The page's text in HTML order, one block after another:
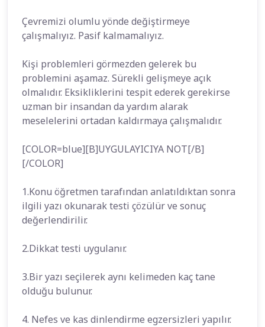
Çevremizi olumlu yönde değiştirmeye
çalışmalıyız. Pasif kalmamalıyız.
Kişi problemleri görmezden gelerek bu
problemini aşamaz. Sürekli gelişmeye açık
olmalıdır. Eksikliklerini tespit ederek gerekirse
uzman bir insandan da yardım alarak
meselelerini ortadan kaldırmaya çalışmalıdır.
[COLOR=blue][B]UYGULAYICIYA NOT[/B]
[/COLOR]
1.Konu öğretmen tarafından anlatıldıktan sonra
ilgili yazı okunarak testi çözülür ve sonuç
değerlendirilir.
2.Dikkat testi uygulanır.
3.Bir yazı seçilerek aynı kelimeden kaç tane
olduğu bulunur.
4. Nefes ve kas dinlendirme egzersizleri yapılır.